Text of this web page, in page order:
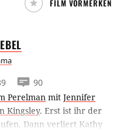
mit Insektengift
Frau Joan beim "Wilhelm-
Dort wähnt er sich von
aus seinem schizoiden
mutiert zu einem
Insekt, das ihn zwingt,
eine geheimnisvolle
Die Kreatur
FILM VORMERKEN
90
Perelman mit Jennifer
Kingsley. Erst ist ihr der
Dann verliert Kathy